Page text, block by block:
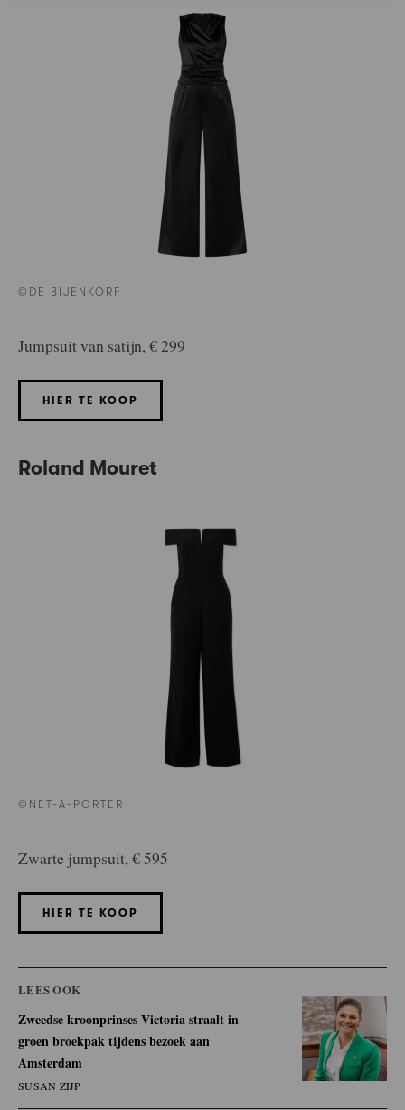
©DE BIJENKORF
Jumpsuit van satijn, € 299
HIER TE KOOP
Roland Mouret
©NET-A-PORTER
Zwarte jumpsuit, € 595
HIER TE KOOP
LEES OOK
Zweedse kroonprinses Victoria straalt in
groen broekpak tijdens bezoek aan
Amsterdam
SUSAN ZIJP